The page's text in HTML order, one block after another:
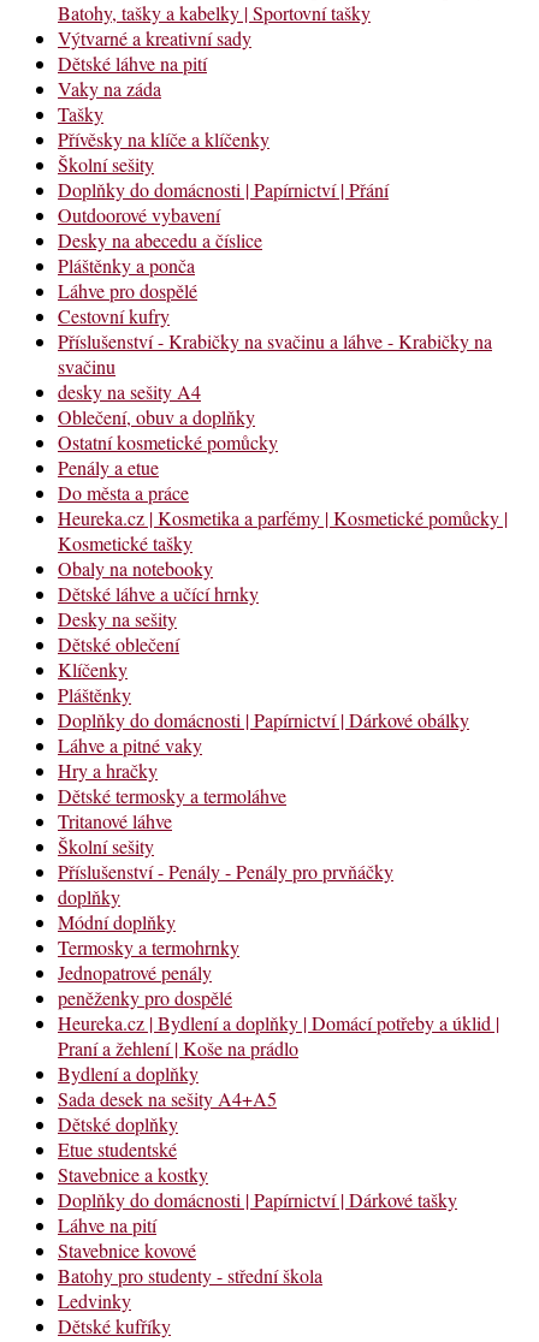
Batohy, tašky a kabelky | Sportovní tašky
Výtvarné a kreativní sady
Dětské láhve na pití
Vaky na záda
Tašky
Přívěsky na klíče a klíčenky
Školní sešity
Doplňky do domácnosti | Papírnictví | Přání
Outdoorové vybavení
Desky na abecedu a číslice
Pláštěnky a ponča
Láhve pro dospělé
Cestovní kufry
Příslušenství - Krabičky na svačinu a láhve - Krabičky na
svačinu
desky na sešity A4
Oblečení, obuv a doplňky
Ostatní kosmetické pomůcky
Penály a etue
Do města a práce
Heureka.cz | Kosmetika a parfémy | Kosmetické pomůcky |
Kosmetické tašky
Obaly na notebooky
Dětské láhve a učící hrnky
Desky na sešity
Dětské oblečení
Klíčenky
Pláštěnky
Doplňky do domácnosti | Papírnictví | Dárkové obálky
Láhve a pitné vaky
Hry a hračky
Dětské termosky a termoláhve
Tritanové láhve
Školní sešity
Příslušenství - Penály - Penály pro prvňáčky
doplňky
Módní doplňky
Termosky a termohrnky
Jednopatrové penály
peněženky pro dospělé
Heureka.cz | Bydlení a doplňky | Domácí potřeby a úklid |
Praní a žehlení | Koše na prádlo
Bydlení a doplňky
Sada desek na sešity A4+A5
Dětské doplňky
Etue studentské
Stavebnice a kostky
Doplňky do domácnosti | Papírnictví | Dárkové tašky
Láhve na pití
Stavebnice kovové
Batohy pro studenty - střední škola
Ledvinky
Dětské kufříky